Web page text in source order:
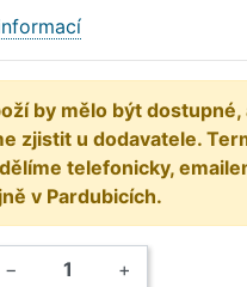
by mělo být dostupné,
zjistit u dodavatele.
telefonicky,
v Pardubicích.
− +